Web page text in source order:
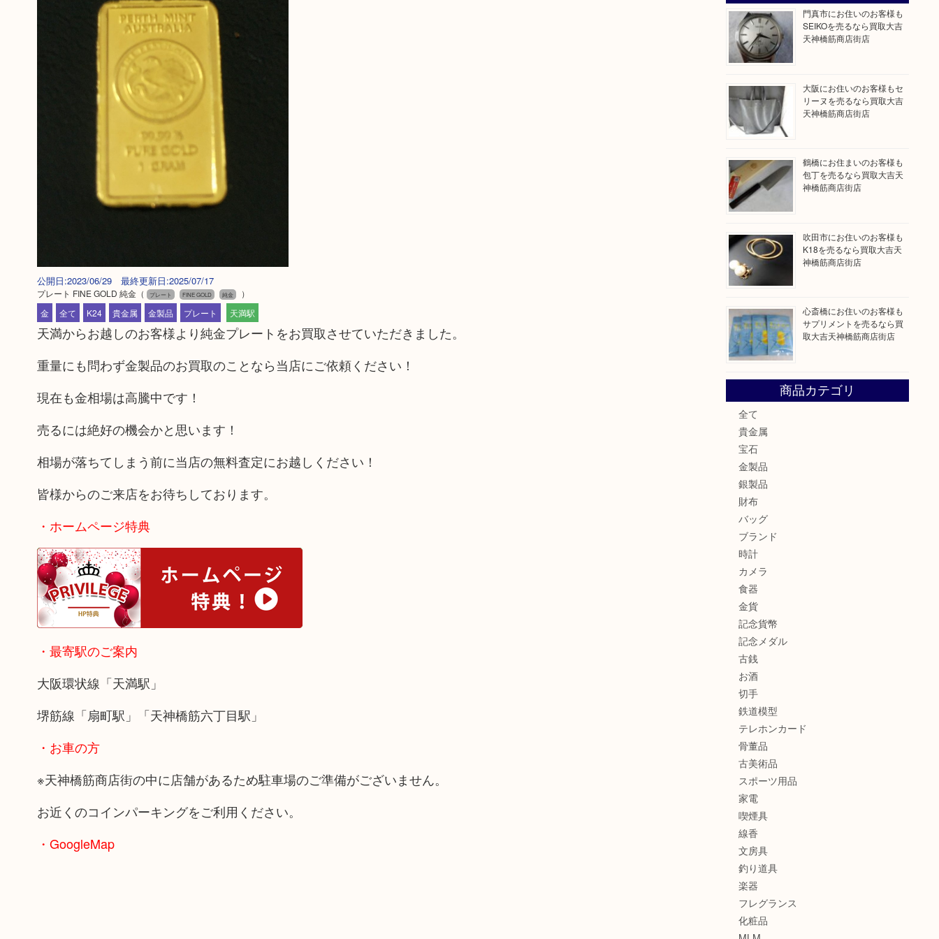
公開日:2023/06/29 最終更新日:2025/07/17
プレート FINE GOLD 純金（ プレート FINE GOLD 純金
）
金
全て K24 貴金属 金製品 プレート 天満駅
天満からお越しのお客様より純金プレートをお買取させていただきました。
重量にも問わず金製品のお買取のことなら当店にご依頼ください！
現在も金相場は高騰中です！
売るには絶好の機会かと思います！
相場が落ちてしまう前に当店の無料査定にお越しください！
皆様からのご来店をお待ちしております。
・ホームページ特典
・最寄駅のご案内
大阪環状線「天満駅」
堺筋線「扇町駅」「天神橋筋六丁目駅」
・お車の方
※天神橋筋商店街の中に店舗があるため駐車場のご準備がございません。
お近くのコインパーキングをご利用ください。
・GoogleMap
門真市にお住いのお客様も
SEIKOを売るなら買取大吉
天神橋筋商店街店
大阪にお住いのお客様もセ
リーヌを売るなら買取大吉
天神橋筋商店街店
鶴橋にお住まいのお客様も
包丁を売るなら買取大吉天
神橋筋商店街店
吹田市にお住いのお客様も
K18を売るなら買取大吉天
神橋筋商店街店
心斎橋にお住いのお客様も
サプリメントを売るなら買
取大吉天神橋筋商店街店
商品カテゴリ
全て
貴金属
宝石
金製品
銀製品
財布
バッグ
ブランド
時計
カメラ
食器
金貨
記念貨幣
記念メダル
古銭
お酒
切手
鉄道模型
テレホンカード
骨董品
古美術品
スポーツ用品
家電
喫煙具
線香
文房具
釣り道具
楽器
フレグランス
化粧品